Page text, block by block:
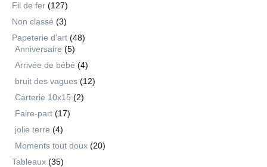
Fil de fer (127)
Non classé (3)
Papeterie d'art (48)
Anniversaire (5)
Arrivée de bébé (4)
bruit des vagues (12)
Carterie 10x15 (2)
Faire-part (17)
jolie terre (4)
Moments tout doux (20)
Tableaux (35)